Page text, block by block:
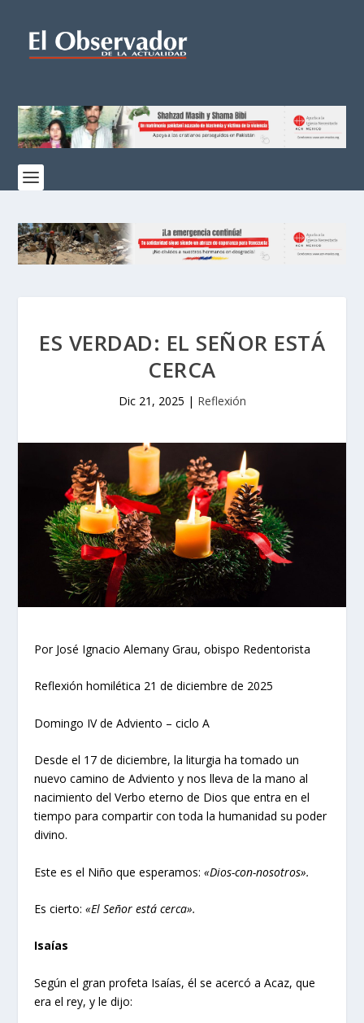
ES VERDAD: EL SEÑOR ESTÁ
CERCA
Dic 21, 2025 | Reflexión
Por José Ignacio Alemany Grau, obispo Redentorista
Reflexión homilética 21 de diciembre de 2025
Domingo IV de Adviento – ciclo A
Desde el 17 de diciembre, la liturgia ha tomado un
nuevo camino de Adviento y nos lleva de la mano al
nacimiento del Verbo eterno de Dios que entra en el
tiempo para compartir con toda la humanidad su poder
divino.
Este es el Niño que esperamos:«Dios-con-nosotros».
Es cierto:«El Señor está cerca».
Isaías
Según el gran profeta Isaías, él se acercó a Acaz, que
era el rey, y le dijo: